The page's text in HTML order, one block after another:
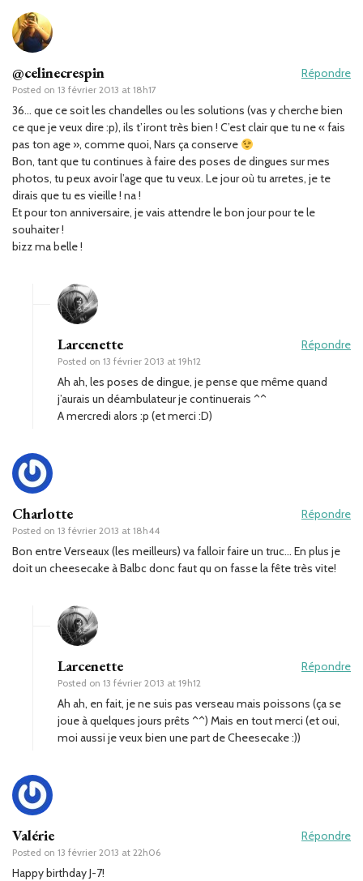
@celinecrespin
Posted on 13 février 2013 at 18h17
Répondre
36… que ce soit les chandelles ou les solutions (vas y cherche bien
ce que je veux dire :p), ils t’iront très bien ! C’est clair que tu ne « fais
pas ton age », comme quoi, Nars ça conserve
Bon, tant que tu continues à faire des poses de dingues sur mes
photos, tu peux avoir l’age que tu veux. Le jour où tu arretes, je te
dirais que tu es vieille ! na !
Et pour ton anniversaire, je vais attendre le bon jour pour te le
souhaiter !
bizz ma belle !
Larcenette
Posted on 13 février 2013 at 19h12
Répondre
Ah ah, les poses de dingue, je pense que même quand
j’aurais un déambulateur je continuerais ^^
A mercredi alors :p (et merci :D)
Charlotte
Posted on 13 février 2013 at 18h44
Répondre
Bon entre Verseaux (les meilleurs) va falloir faire un truc… En plus je
doit un cheesecake à Balbc donc faut qu on fasse la fête très vite!
Larcenette
Posted on 13 février 2013 at 19h12
Répondre
Ah ah, en fait, je ne suis pas verseau mais poissons (ça se
joue à quelques jours prêts ^^) Mais en tout merci (et oui,
moi aussi je veux bien une part de Cheesecake :))
Valérie
Posted on 13 février 2013 at 22h06
Répondre
Happy birthday J-7!